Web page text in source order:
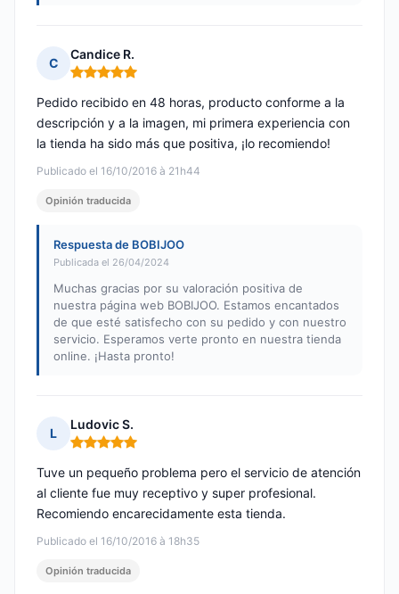
C
Candice R.
Nota: 5 de 5
Publicado el 16/10/2016 à 21h44
Pedido recibido en 48 horas, producto conforme a la
descripción y a la imagen, mi primera experiencia con
la tienda ha sido más que positiva, ¡lo recomiendo!
Opinión traducida
Respuesta de BOBIJOO
Publicada el 26/04/2024
Muchas gracias por su valoración positiva de
nuestra página web BOBIJOO. Estamos encantados
de que esté satisfecho con su pedido y con nuestro
servicio. Esperamos verte pronto en nuestra tienda
online. ¡Hasta pronto!
L
Ludovic S.
Nota: 5 de 5
Publicado el 16/10/2016 à 18h35
Tuve un pequeño problema pero el servicio de atención
al cliente fue muy receptivo y super profesional.
Recomiendo encarecidamente esta tienda.
Opinión traducida